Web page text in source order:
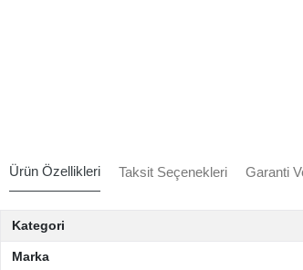
Ürün Özellikleri Taksit Seçenekleri Garanti
Kategori
Marka